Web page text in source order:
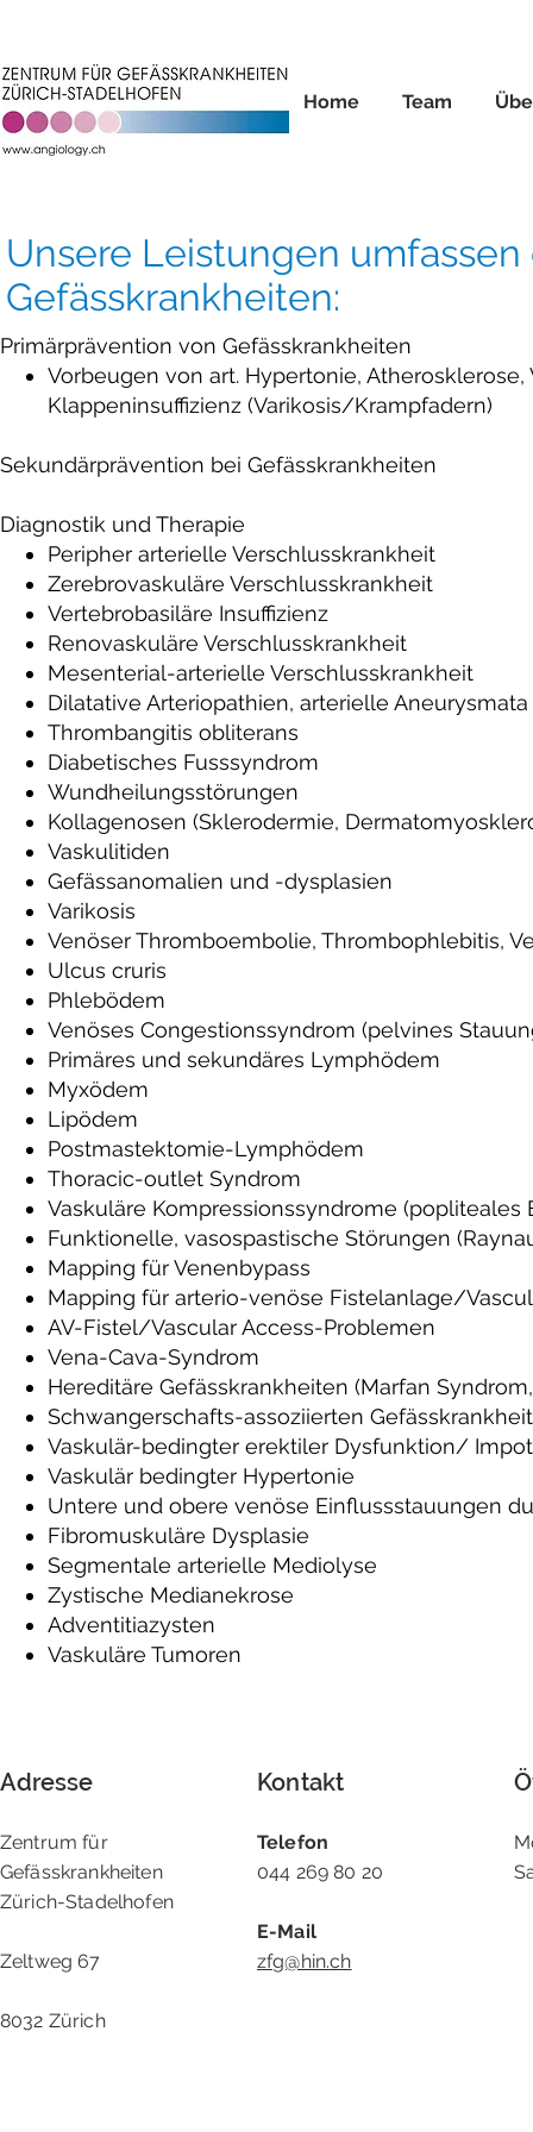
Home Team
Unsere Leistungen
Gefässkrankheiten:
Primärprävention von Gefässkrankheiten
Vorbeugen von art. Hypertonie,
Klappeninsuffizienz (Varikosis/Krampfadern)
Sekundärprävention bei Gefässkrankheiten
Diagnostik und Therapie
Peripher arterielle Verschlusskrankheit
Zerebrovaskuläre Verschlusskrankheit
Vertebrobasiläre Insuffizienz
Renovaskuläre Verschlusskrankheit
Mesenterial-arterielle Verschlusskrankheit
Dilatative Arteriopathien, arterielle
Thrombangitis obliterans
Diabetisches Fusssyndrom
Wundheilungsstörungen
Kollagenosen (Sklerodermie,
Vaskulitiden
Gefässanomalien und -dysplasien
Varikosis
Venöser Thromboembolie, Thrombophlebitis,
Ulcus cruris
Phlebödem
Venöses Congestionssyndrom (pelvines
Primäres und sekundäres Lymphödem
Myxödem
Lipödem
Postmastektomie-Lymphödem
Thoracic-outlet Syndrom
Vaskuläre Kompressionssyndrome
Funktionelle, vasospastische Störungen
Mapping für Venenbypass
Mapping für arterio-venöse Fistelanlage/
AV-Fistel/Vascular Access-Problemen
Vena-Cava-Syndrom
Hereditäre Gefässkrankheiten (Marfan
Schwangerschafts-assoziierten
Vaskulär-bedingter erektiler Dysfunktion/
Vaskulär bedingter Hypertonie
Untere und obere venöse Einflussstauungen
Fibromuskuläre Dysplasie
Segmentale arterielle Mediolyse
Zystische Medianekrose
Adventitiazysten
Vaskuläre Tumoren
Adresse Kontakt
Zentrum für
Gefässkrankheiten
Zürich-Stadelhofen
Zeltweg 67
8032 Zürich
Telefon
044 269 80 20
E-Mail
zfg@hin.ch